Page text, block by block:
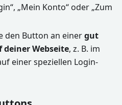
„Mein Konto“ oder „Zum
den Button an einergut
Webseite, z. B. im
einer speziellen Login-